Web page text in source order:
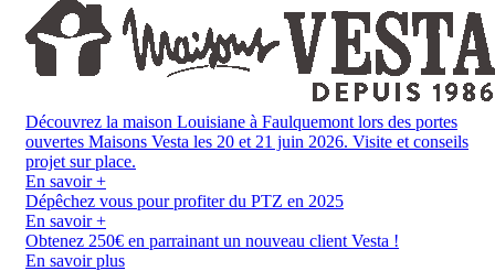
Découvrez la maison Louisiane à Faulquemont lors des portes
ouvertes Maisons Vesta les 20 et 21 juin 2026. Visite et conseils
projet sur place.
En savoir +
Dépêchez vous pour profiter du PTZ en 2025
En savoir +
Obtenez 250€ en parrainant un nouveau client Vesta !
En savoir plus